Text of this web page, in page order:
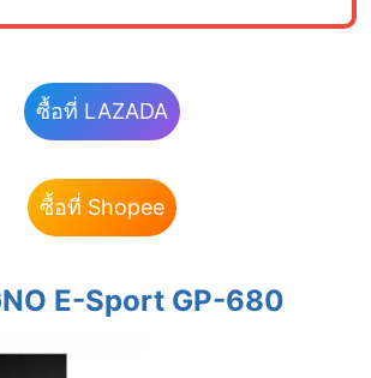
ซื้อที่ LAZADA
ซื้อที่ Shopee
E-Sport GP-680